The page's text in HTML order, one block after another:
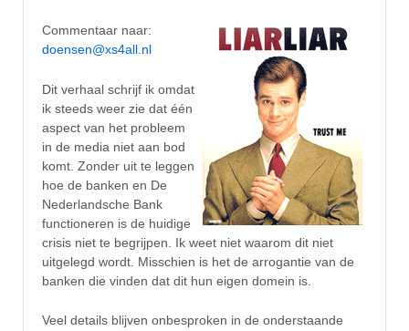
Commentaar naar:
doensen@xs4all.nl
Dit verhaal schrijf ik omdat
ik steeds weer zie dat één
aspect van het probleem
in de media niet aan bod
komt. Zonder uit te leggen
hoe de banken en De
Nederlandsche Bank
functioneren is de huidige
crisis niet te begrijpen. Ik weet niet waarom dit niet
uitgelegd wordt. Misschien is het de arrogantie van de
banken die vinden dat dit hun eigen domein is.
Veel details blijven onbesproken in de onderstaande